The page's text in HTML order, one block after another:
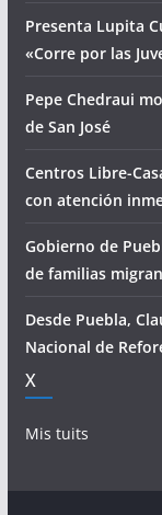
Presenta Lupita
«Corre por las
Pepe Chedraui
de San José
Centros Libre-
con atención
Gobierno de
de familias
Desde Puebla,
Nacional de
X
Mis tuits